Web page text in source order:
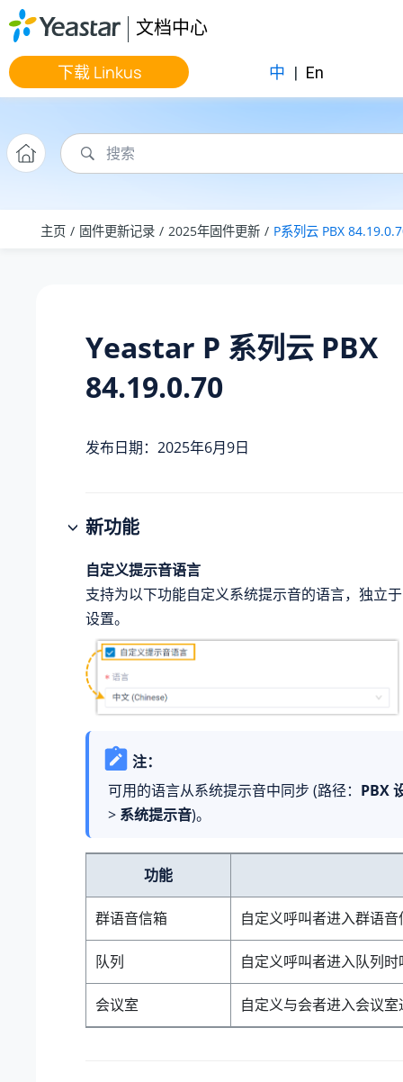
跳转到主要内容
文档中心
下载 Linkus 中 | En
主页 固件更新记录 2025年固件更新 P系列云 PBX
Yeastar P 系列云 PBX
84.19.0.70
发布日期：2025年6月9日
新功能
自定义提示音语言
支持为以下功能自定义系统提示音的语言，独立
设置。
注：
可用的语言从系统提示音中同步 (路径： PBX
> 系统提示音)。
功能
群语音信箱 自定义呼叫者进入群语
队列 自定义呼叫者进入队列
会议室 自定义与会者进入会议